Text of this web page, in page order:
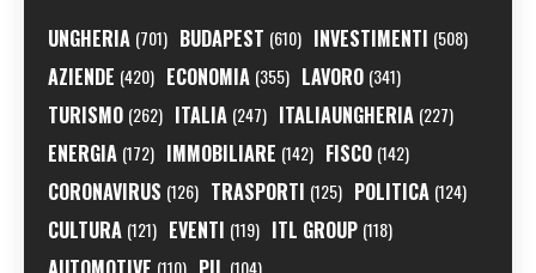
UNGHERIA (701) BUDAPEST (610) INVESTIMENTI (508)
AZIENDE (420) ECONOMIA (355) LAVORO (341)
TURISMO (262) ITALIA (247) ITALIAUNGHERIA (227)
ENERGIA (172) IMMOBILIARE (142) FISCO (142)
CORONAVIRUS (126) TRASPORTI (125) POLITICA (124)
CULTURA (121) EVENTI (119) ITL GROUP (118)
(110) (104)